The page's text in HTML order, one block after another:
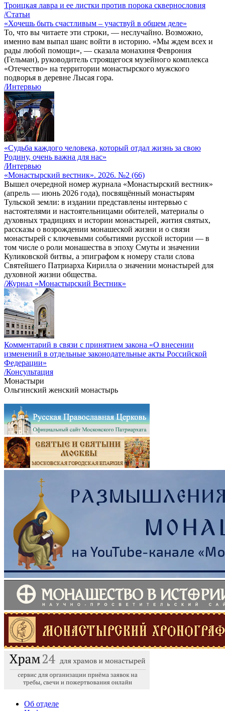
Троицкая лавра и ее листки против порока сквернословия
/Статьи
«Хочешь быть счастливым – участвуй в общем деле»
То, что вы читаете эти строки, — неслучайно. Возможно,
именно вам выпал шанс войти в историю. «Мы ждем всех и
рады любой помощи», — сказала монахиня Феврония
(Гельман), руководитель строящегося музейного комплекса
«Отечество» на территории монастырского мужского
подворья в деревне Лысая гора.
/Интервью
«Судьба каждого человека, который отдал жизнь за свою
Родину, очень важна для нас»
/Интервью
«Монастырский вестник». 2026. №2 (66)
Вышел очередной номер журнала «Монастырский вестник»
(апрель — июнь 2026 года), посвящённый монастырям
Тульской земли: в издании представлены интервью с
настоятелями и настоятельницами обителей, материалы о
духовных традициях и истории монастырей, жития святых,
рассказы о возрождении монашеской жизни и о связи
монастырей с ключевыми событиями русской истории — в
том числе о роли монашества в эпоху Смуты и значении
Куликовской битвы, а эпиграфом к номеру стали слова
Святейшего Патриарха Кирилла о значении монастырей для
духовной жизни общества.
/Журнал «Монастырский Вестник»
Комментарий в связи с принятием закона «О внесении
изменений в отдельные законодательные акты Российской
Федерации»
/Консультация
Монастыри
Ольгинский женский монастырь
Об отделе